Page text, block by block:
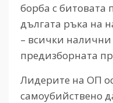
борба с битовата
дългата ръка на
– всички налични
предизборната
Лидерите на ОП
самоубийствено